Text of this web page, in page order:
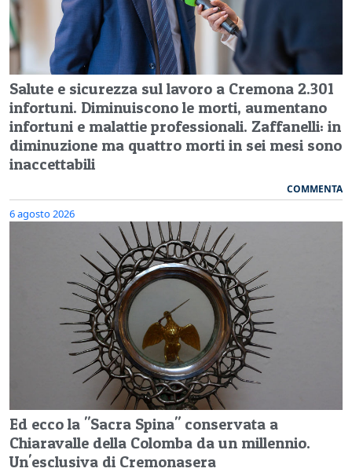
Salute e sicurezza sul lavoro a Cremona 2.301
infortuni. Diminuiscono le morti, aumentano
infortuni e malattie professionali. Zaffanelli: in
diminuzione ma quattro morti in sei mesi sono
inaccettabili
COMMENTA
6 agosto 2026
Ed ecco la "Sacra Spina" conservata a
Chiaravalle della Colomba da un millennio.
Un'esclusiva di Cremonasera